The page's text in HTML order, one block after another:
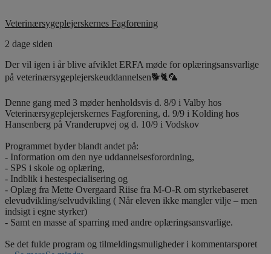
Veterinærsygeplejerskernes Fagforening
2 dage siden
Der vil igen i år blive afviklet ERFA møde for oplæringsansvarlige
på veterinærsygeplejerskeuddannelsen🐕🐈🦜
Denne gang med 3 møder henholdsvis d. 8/9 i Valby hos
Veterinærsygeplejerskernes Fagforening, d. 9/9 i Kolding hos
Hansenberg på Vranderupvej og d. 10/9 i Vodskov
Programmet byder blandt andet på:
- Information om den nye uddannelsesforordning,
- SPS i skole og oplæring,
- Indblik i hestespecialisering og
- Oplæg fra Mette Overgaard Riise fra M-O-R om styrkebaseret
elevudvikling/selvudvikling ( Når eleven ikke mangler vilje – men
indsigt i egne styrker)
- Samt en masse af sparring med andre oplæringsansvarlige.
Se det fulde program og tilmeldingsmuligheder i kommentarsporet